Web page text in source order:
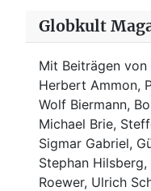
Globkult
Mit Beiträgen von
Herbert Ammon,
Wolf Biermann,
Michael Brie,
Sigmar Gabriel,
Stephan
Roewer, Ulrich